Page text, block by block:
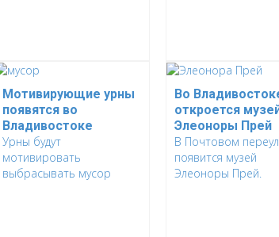
Мотивирующие урны
появятся во
Владивостоке
Урны будут
мотивировать
выбрасывать мусор
Во
откроется
Элеоноры Прей
В Почтовом
появится музей
Элеоноры Прей.